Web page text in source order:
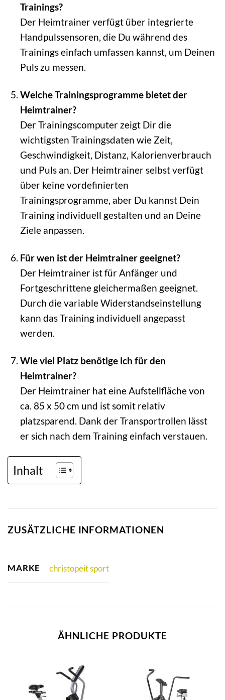
Trainings?
Der Heimtrainer verfügt über integrierte
Handpulssensoren, die Du während des
Trainings einfach umfassen kannst, um Deinen
Puls zu messen.
Welche Trainingsprogramme bietet der
Heimtrainer?
Der Trainingscomputer zeigt Dir die
wichtigsten Trainingsdaten wie Zeit,
Geschwindigkeit, Distanz, Kalorienverbrauch
und Puls an. Der Heimtrainer selbst verfügt
über keine vordefinierten
Trainingsprogramme, aber Du kannst Dein
Training individuell gestalten und an Deine
Ziele anpassen.
Für wen ist der Heimtrainer geeignet?
Der Heimtrainer ist für Anfänger und
Fortgeschrittene gleichermaßen geeignet.
Durch die variable Widerstandseinstellung
kann das Training individuell angepasst
werden.
Wie viel Platz benötige ich für den
Heimtrainer?
Der Heimtrainer hat eine Aufstellfläche von
ca. 85 x 50 cm und ist somit relativ
platzsparend. Dank der Transportrollen lässt
er sich nach dem Training einfach verstauen.
Inhalt
ZUSÄTZLICHE INFORMATIONEN
MARKE christopeit sport
ÄHNLICHE PRODUKTE